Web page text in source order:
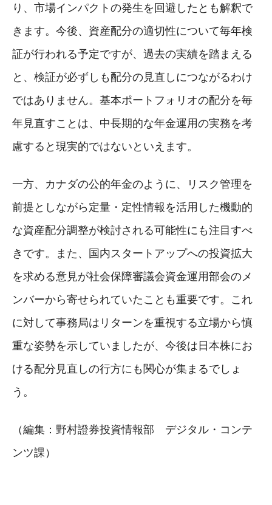
り、市場インパクトの発生を回避したとも解釈で
きます。今後、資産配分の適切性について毎年検
証が行われる予定ですが、過去の実績を踏まえる
と、検証が必ずしも配分の見直しにつながるわけ
ではありません。基本ポートフォリオの配分を毎
年見直すことは、中長期的な年金運用の実務を考
慮すると現実的ではないといえます。
一方、カナダの公的年金のように、リスク管理を
前提としながら定量・定性情報を活用した機動的
な資産配分調整が検討される可能性にも注目すべ
きです。また、国内スタートアップへの投資拡大
を求める意見が社会保障審議会資金運用部会のメ
ンバーから寄せられていたことも重要です。これ
に対して事務局はリターンを重視する立場から慎
重な姿勢を示していましたが、今後は日本株にお
ける配分見直しの行方にも関心が集まるでしょ
う。
（編集：野村證券投資情報部 デジタル・コンテ
ンツ課）